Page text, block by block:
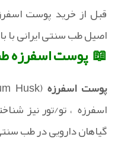
قبل از خرید پوست
اصیل طب سنتی ایرانی با
📖 پوست اسفرزه
پوست اسفرزه
اسفرزه ، تو/تور نیز
گیاهان دارویی در طب